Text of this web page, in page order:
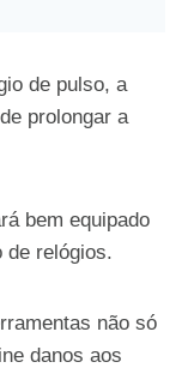
de pulso, a
prolongar a
bem equipado
de relógios.
não só
danos aos